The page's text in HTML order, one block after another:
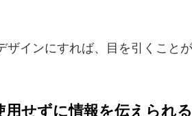
ザインにすれば、目を引くこと
用せずに情報を伝えられる